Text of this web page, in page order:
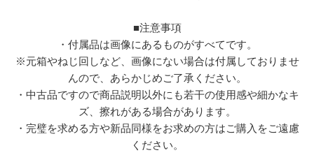
■注意事項
・付属品は画像にあるものがすべてです。
※元箱やねじ回しなど、画像にない場合は付属しておりませ
んので、あらかじめご了承ください。
・中古品ですので商品説明以外にも若干の使用感や細かなキ
ズ、擦れがある場合があります。
・完璧を求める方や新品同様をお求めの方はご購入をご遠慮
ください。